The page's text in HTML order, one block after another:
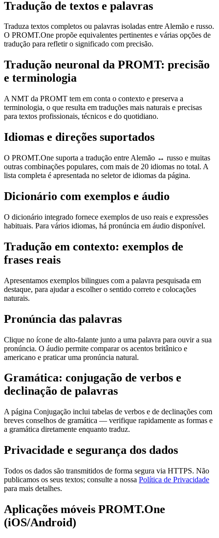
Tradução de textos e palavras
Traduza textos completos ou palavras isoladas entre Alemão e russo.
O PROMT.One propõe equivalentes pertinentes e várias opções de
tradução para refletir o significado com precisão.
Tradução neuronal da PROMT: precisão
e terminologia
A NMT da PROMT tem em conta o contexto e preserva a
terminologia, o que resulta em traduções mais naturais e precisas
para textos profissionais, técnicos e do quotidiano.
Idiomas e direções suportados
O PROMT.One suporta a tradução entre Alemão ↔ russo e muitas
outras combinações populares, com mais de 20 idiomas no total. A
lista completa é apresentada no seletor de idiomas da página.
Dicionário com exemplos e áudio
O dicionário integrado fornece exemplos de uso reais e expressões
habituais. Para vários idiomas, há pronúncia em áudio disponível.
Tradução em contexto: exemplos de
frases reais
Apresentamos exemplos bilingues com a palavra pesquisada em
destaque, para ajudar a escolher o sentido correto e colocações
naturais.
Pronúncia das palavras
Clique no ícone de alto-falante junto a uma palavra para ouvir a sua
pronúncia. O áudio permite comparar os acentos britânico e
americano e praticar uma pronúncia natural.
Gramática: conjugação de verbos e
declinação de palavras
A página Conjugação inclui tabelas de verbos e de declinações com
breves conselhos de gramática — verifique rapidamente as formas e
a gramática diretamente enquanto traduz.
Privacidade e segurança dos dados
Todos os dados são transmitidos de forma segura via HTTPS. Não
publicamos os seus textos; consulte a nossa Política de Privacidade
para mais detalhes.
Aplicações móveis PROMT.One
(iOS/Android)